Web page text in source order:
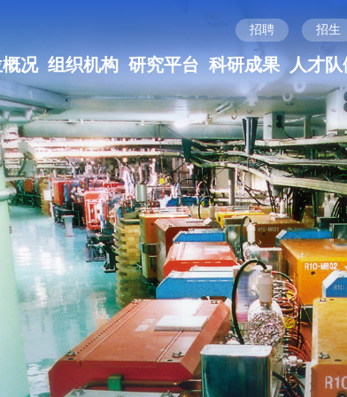
招聘 招生
况 组织机构 研究平台 科研成果 人才队